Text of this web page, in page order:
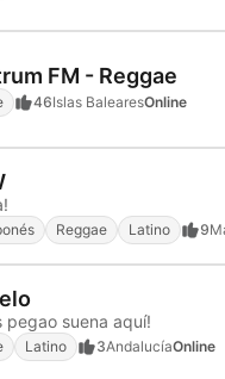
FM - Reggae
46Islas BalearesOnline
Reggae Latino 9
pegao suena aquí!
Latino 3AndalucíaOnline